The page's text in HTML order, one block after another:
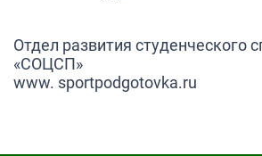
Отдел развития студенческого
«СОЦСП»
www. sportpodgotovka.ru